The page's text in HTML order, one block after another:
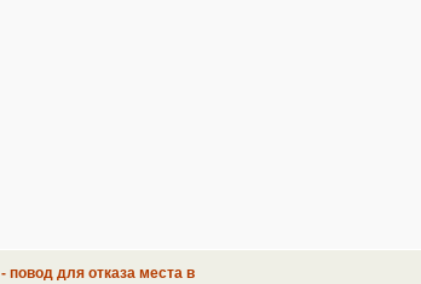
повод для отказа места в